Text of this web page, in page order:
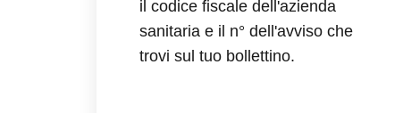
il codice fiscale dell'azienda
sanitaria e il n° dell'avviso che
trovi sul tuo bollettino.